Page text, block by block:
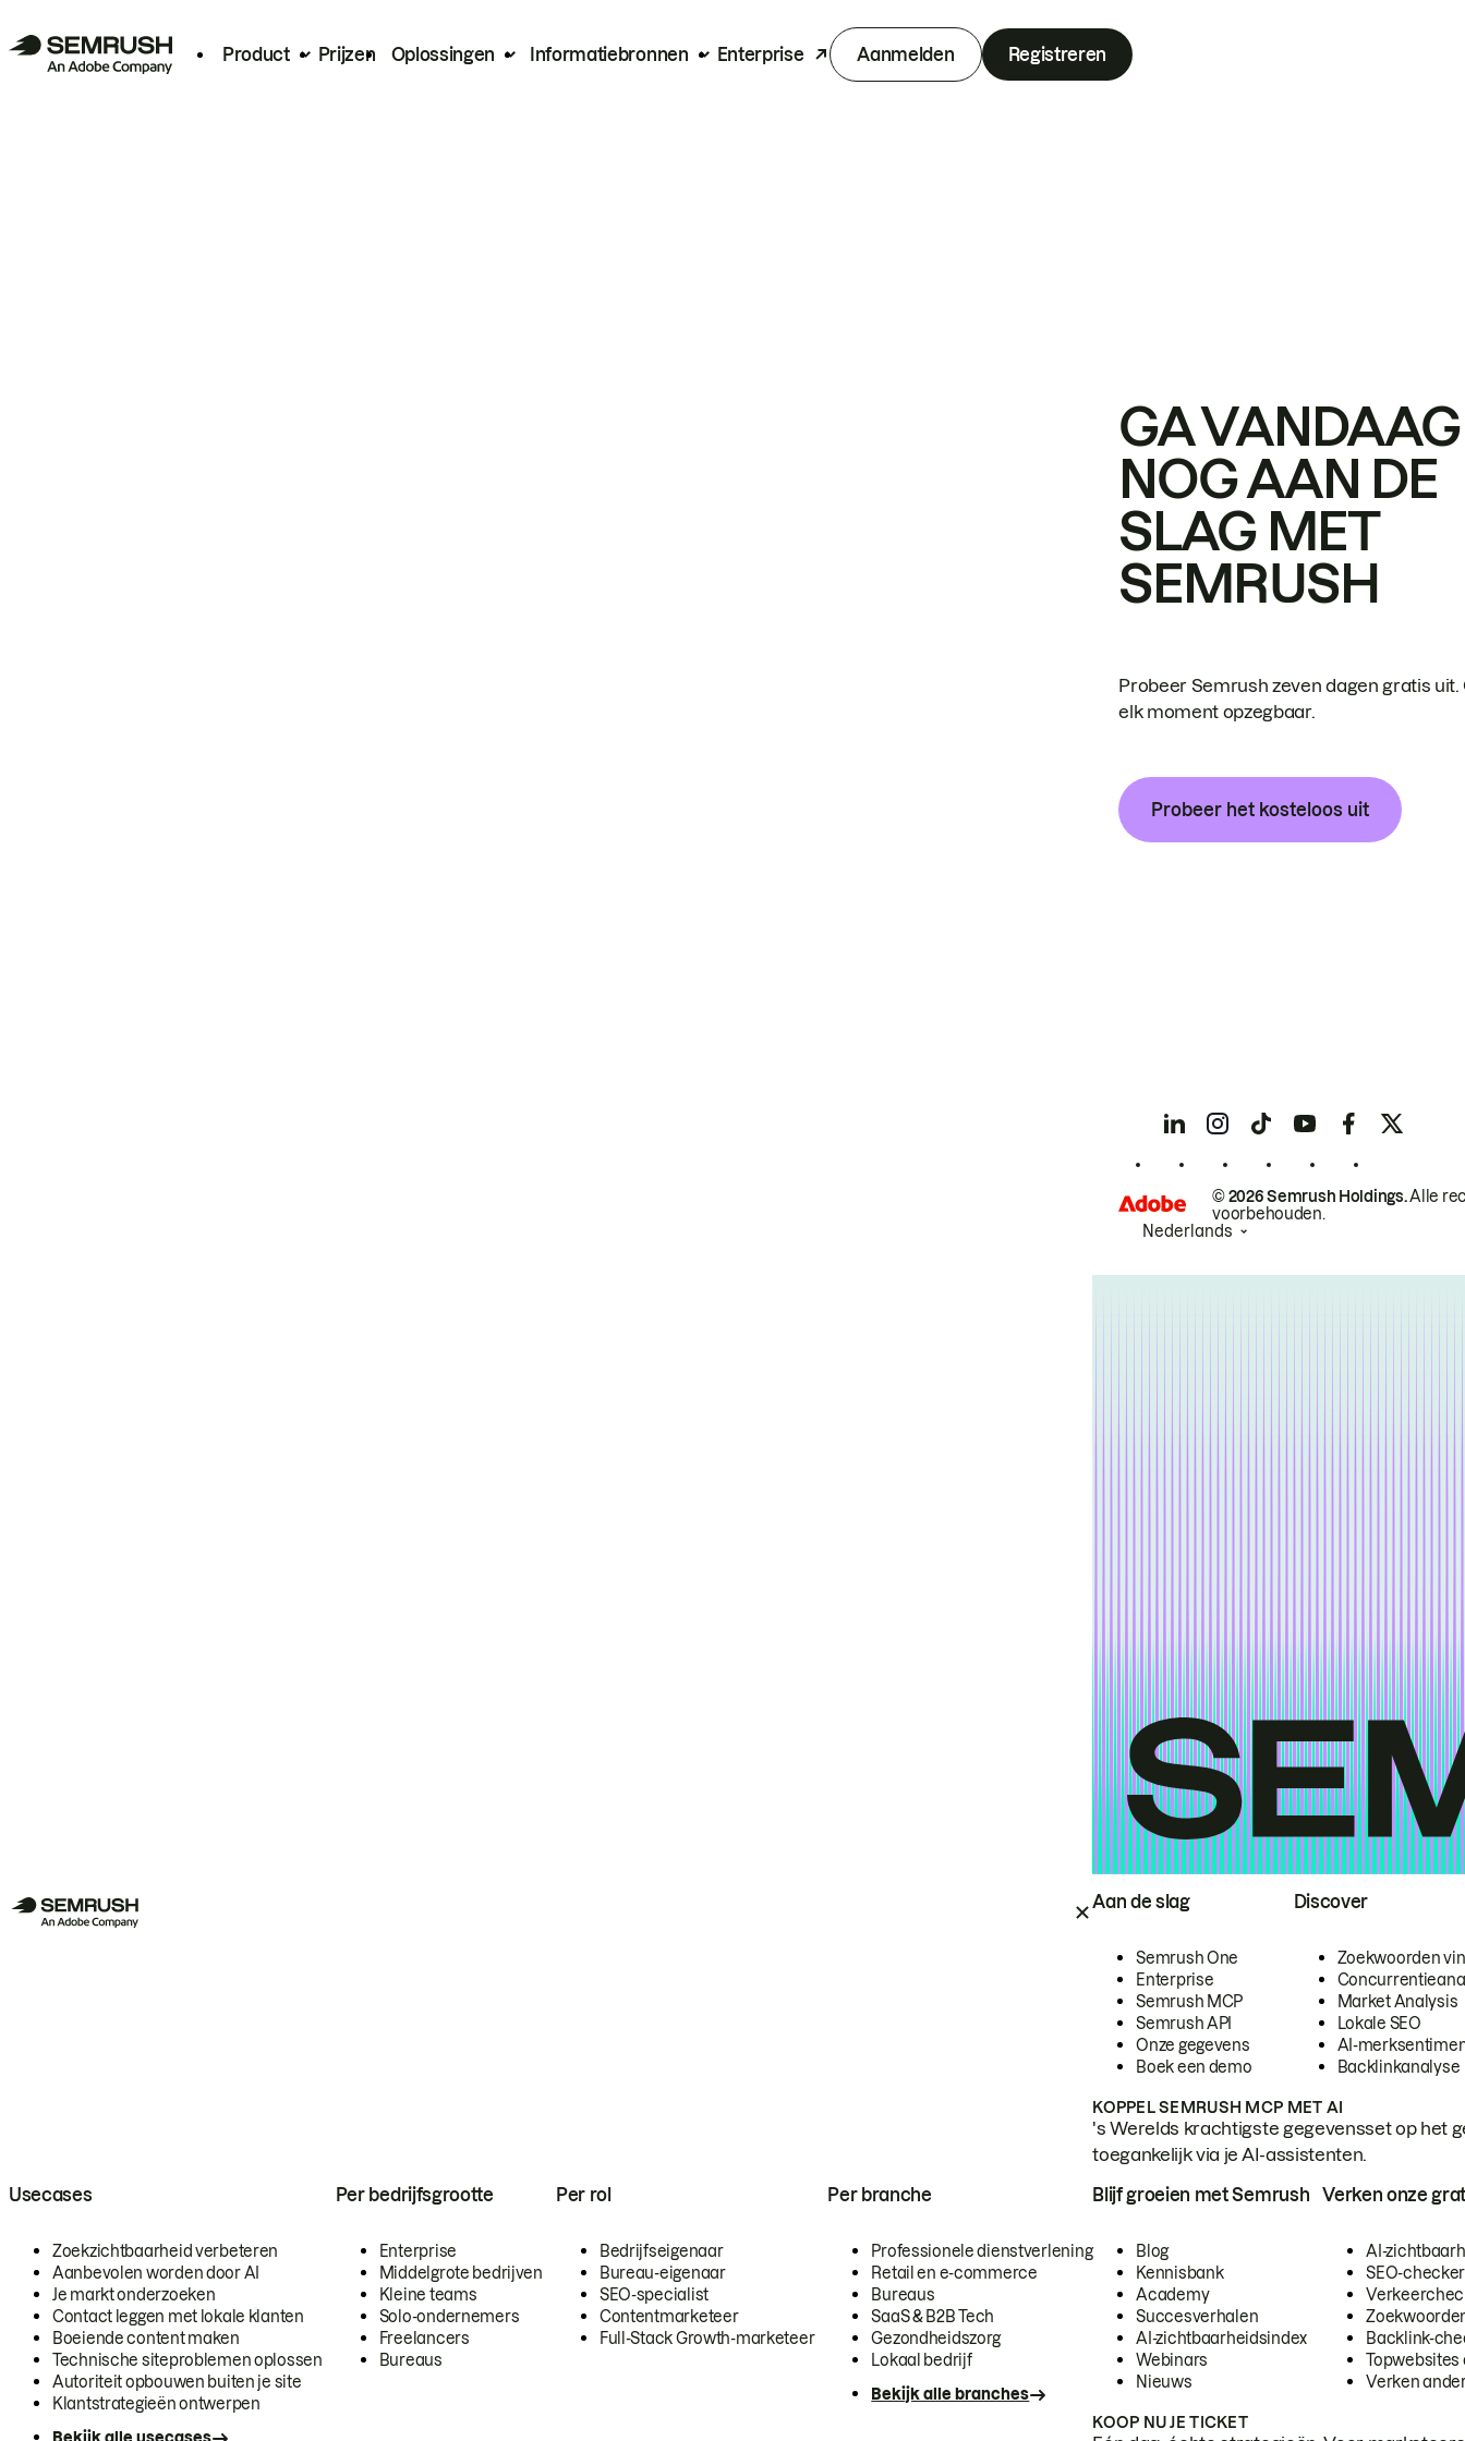
Product Prijzen Oplossingen Informatiebronnen Enterprise Aanmelden Registreren
Aan de slag
Semrush One
Enterprise
Semrush MCP
Semrush API
Onze gegevens
Boek een demo
Discover
Zoekwoorden
Market Analysis
Lokale SEO
AI-
Backlinkanalyse
KOPPEL SEMRUSH MCP MET AI
's Werelds krachtigste gegevensset op het
toegankelijk via je AI-assistenten.
Usecases
Zoekzichtbaarheid verbeteren
Aanbevolen worden door AI
Je markt onderzoeken
Contact leggen met lokale klanten
Boeiende content maken
Technische siteproblemen oplossen
Autoriteit opbouwen buiten je site
Klantstrategieën ontwerpen
Per bedrijfsgrootte
Enterprise
Middelgrote bedrijven
Kleine teams
Solo-ondernemers
Freelancers
Bureaus
Per rol
Bedrijfseigenaar
Bureau-eigenaar
SEO-specialist
Contentmarketeer
Full-Stack Growth-marketeer
Per branche
Professionele dienstverlening
Retail en e-commerce
Bureaus
SaaS & B2B Tech
Gezondheidszorg
Lokaal bedrijf
Bekijk alle branches
Blijf groeien met Semrush
Blog
Kennisbank
Academy
Succesverhalen
AI-zichtbaarheidsindex
Webinars
Nieuws
Verken onze
AI-
SEO-checker
Backlink-
Topwebsites
Verken
KOOP NU JE TICKET
GA VANDAAG
NOG AAN DE
SLAG MET
SEMRUSH
Probeer Semrush zeven dagen gratis uit.
elk moment opzegbaar.
Probeer het kosteloos uit
© 2026 Semrush Holdings.Alle
voorbehouden.
Nederlands